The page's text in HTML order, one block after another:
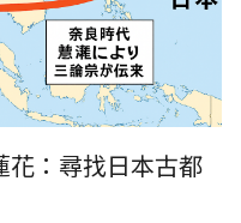
花：尋找日本古都